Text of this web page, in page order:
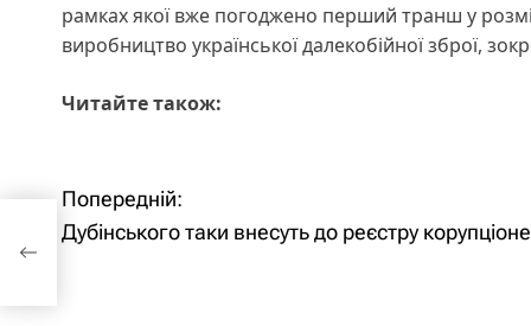
рамках якої вже погоджено перший транш у
виробництво української далекобійної зброї,
Читайте також:
Н
а
Попередній:
Дубінського таки внесуть до реєстру